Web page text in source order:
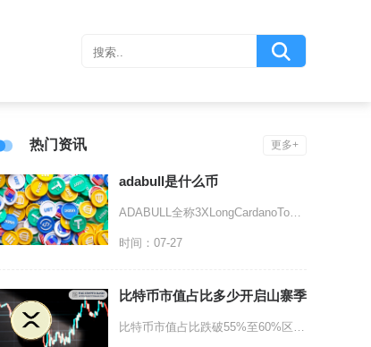
热门资讯 更多+
adabull是什么币
ADABULL全称3XLongCardanoToken，是以太坊链上发行的ERC20杠杆衍
时间：07-27
比特币市值占比多少开启山寨季
比特币市值占比跌破55%至60%区间，是币圈公认开启山寨季的核心临界信号，其中跌破55%为